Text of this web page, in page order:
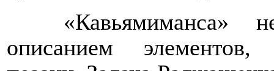
«Кавьямиманса»
описанием элементов,